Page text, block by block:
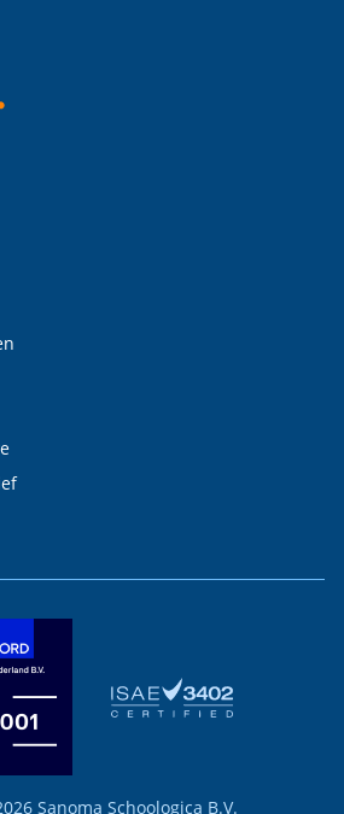
Sanoma Schoologica B.V.